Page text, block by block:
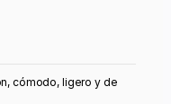
cómodo, ligero y de